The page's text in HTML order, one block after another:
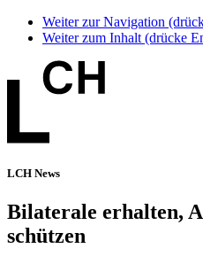
Weiter zur Navigation
Weiter zum Inhalt (drücke
LCH News
Bilaterale erhalten,
schützen